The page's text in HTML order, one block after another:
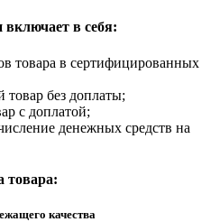
в себя:
товара в сертифицированных
без доплаты;
с доплатой;
денежных средств на
товара:
качества